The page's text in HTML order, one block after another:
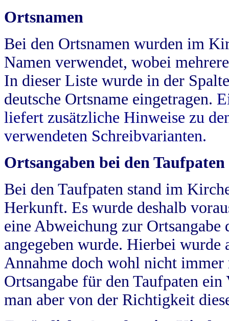
Ortsnamen
Bei den Ortsnamen wurden im
Namen verwendet, wobei
In dieser Liste wurde in der
deutsche Ortsname eingetragen.
liefert zusätzliche Hinweise zu
verwendeten Schreibvarianten.
Ortsangaben bei den Taufpaten
Bei den Taufpaten stand im
Herkunft. Es wurde deshalb
eine Abweichung zur
angegeben wurde. Hierbei wurde
Annahme doch wohl nicht
Ortsangabe für den Taufpaten
man aber von der Richtigkeit